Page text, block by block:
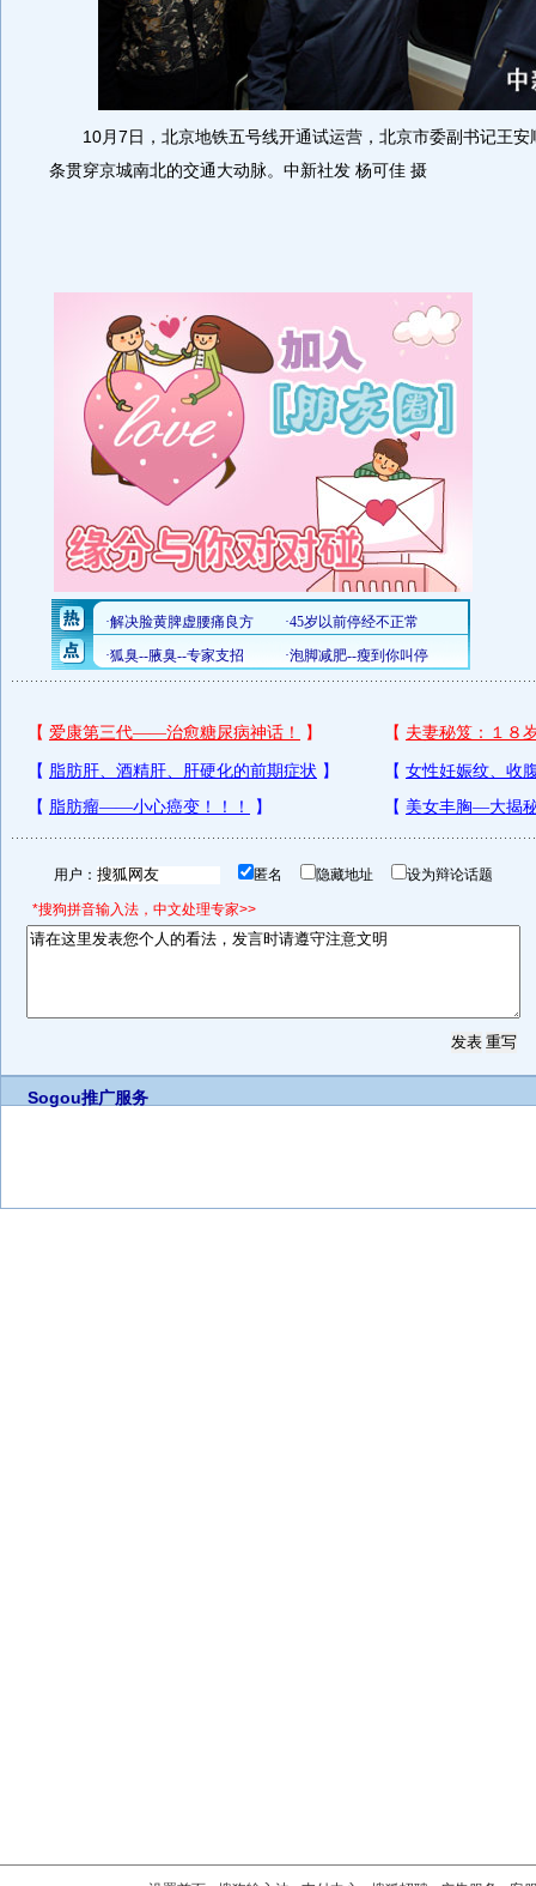
10月7日，北京地铁五号线开通试运营，北京市委副书记王安
条贯穿京城南北的交通大动脉。中新社发 杨可佳 摄
用户： 匿名 隐藏地址 设为辩论话题
*搜狗拼音输入法，中文处理专家>>
Sogou推广服务